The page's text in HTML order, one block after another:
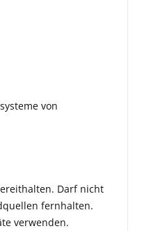
von
Darf nicht
fernhalten.
verwenden.